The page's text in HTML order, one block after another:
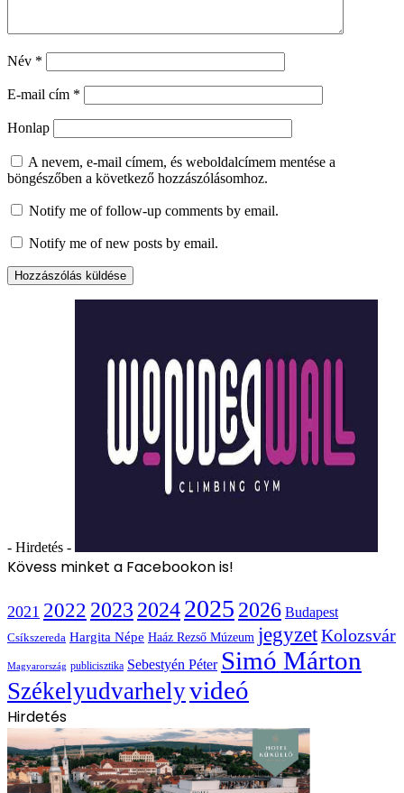
Név *
E-mail cím *
Honlap
A nevem, e-mail címem, és weboldalcímem mentése a
böngészőben a következő hozzászólásomhoz.
Notify me of follow-up comments by email.
Notify me of new posts by email.
- Hirdetés -
Kövess minket a Facebookon is!
2021 2022 2023 20242025 2026 Budapest
Csíkszereda Hargita Népe Haáz Rezső Múzeum jegyzetKolozsvár
Magyarország publicisztika Sebestyén Péter Simó Márton
Székelyudvarhelyvideó
Hirdetés